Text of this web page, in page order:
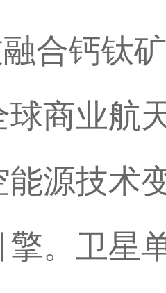
合钙钛矿
球商业航
能源技术
擎。卫星